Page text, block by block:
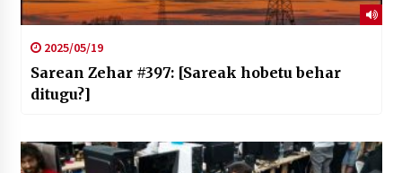
2025/05/19
Sarean Zehar #397: [Sareak hobetu behar
ditugu?]